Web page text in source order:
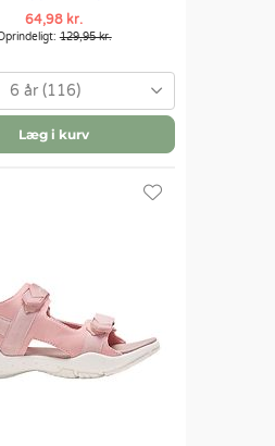
64,98 kr.
129,95 kr.
6 år (116)
Læg i kurv